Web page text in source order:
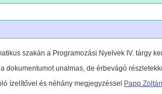
szakán a Programozási Nyelvek IV. tárgy
dokumentumot unalmas, de érbevágó
ízelítővel és néhány megjegyzéssel
Papp Zoltán